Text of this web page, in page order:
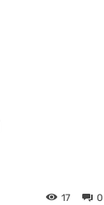
0
17